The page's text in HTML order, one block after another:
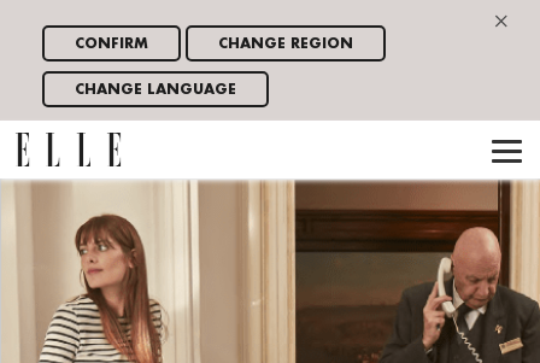
×
CONFIRM CHANGE REGION
CHANGE LANGUAGE